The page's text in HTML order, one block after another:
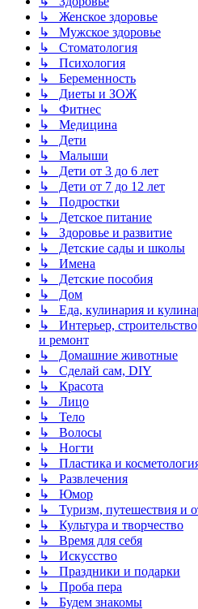
↳ Женское здоровье
↳ Мужское здоровье
↳ Стоматология
↳ Психология
↳ Беременность
↳ Диеты и ЗОЖ
↳ Фитнес
↳ Медицина
↳ Дети
↳ Малыши
↳ Дети от 3 до 6 лет
↳ Дети от 7 до 12 лет
↳ Подростки
↳ Детское питание
↳ Здоровье и развитие
↳ Детские сады и школы
↳ Имена
↳ Детские пособия
↳ Дом
↳ Еда, кулинария и
↳ Интерьер,
и ремонт
↳ Домашние животные
↳ Сделай сам, DIY
↳ Красота
↳ Лицо
↳ Тело
↳ Волосы
↳ Ногти
↳ Пластика и
↳ Развлечения
↳ Юмор
↳ Туризм, путешествия и
↳ Культура и творчество
↳ Время для себя
↳ Искусство
↳ Праздники и подарки
↳ Проба пера
↳ Будем знакомы